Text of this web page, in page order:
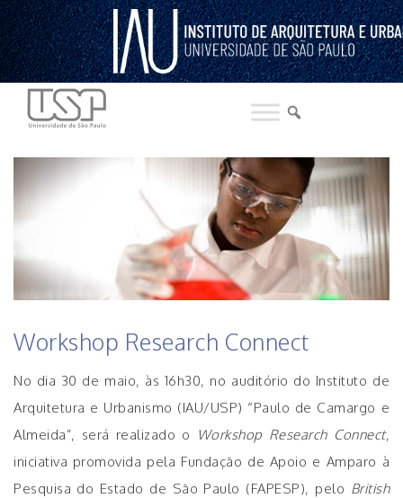
Pular
para
o
conteúdo
Workshop Research Connect
No dia 30 de maio, às 16h30, no auditório do Instituto de
Arquitetura e Urbanismo (IAU/USP) “Paulo de Camargo e
Almeida”, será realizado o Workshop Research Connect,
iniciativa promovida pela Fundação de Apoio e Amparo à
Pesquisa do Estado de São Paulo (FAPESP), pelo British